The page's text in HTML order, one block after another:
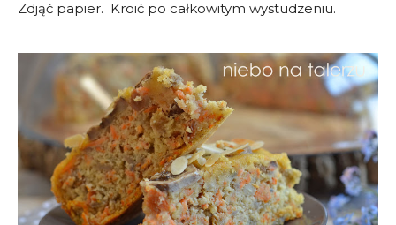
Zdjąć papier. Kroić po całkowitym wystudzeniu.